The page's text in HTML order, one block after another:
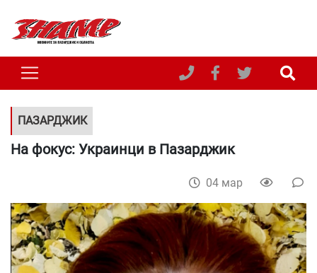
ПАЗАРДЖИК
На фокус: Украинци в Пазарджик
04 мар